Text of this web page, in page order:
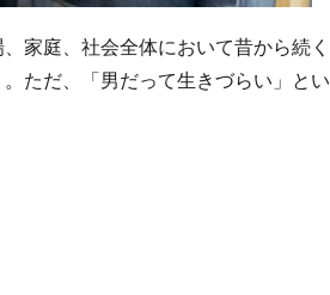
家庭、社会全体において昔から続く
ただ、「男だって生きづらい」とい